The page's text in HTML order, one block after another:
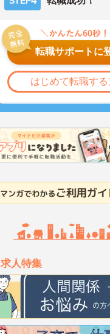
転職サポートに
はじめて転職す
求人特集